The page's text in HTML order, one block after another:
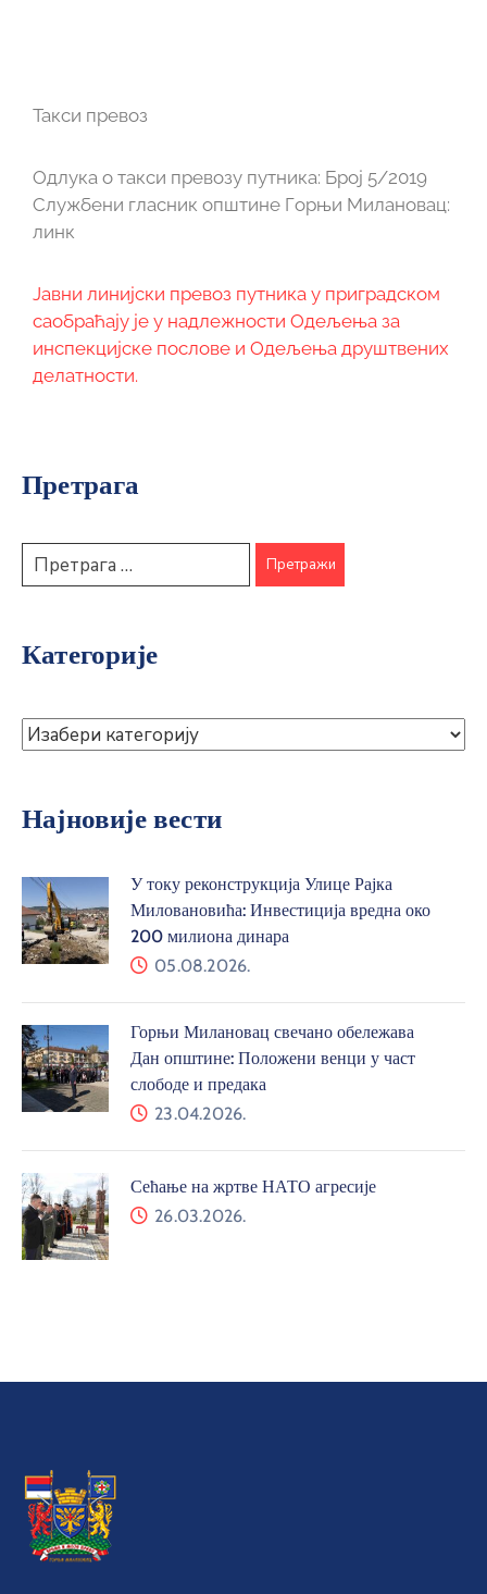
Такси превоз
Одлука о такси превозу путника: Број 5/2019
Службени гласник општине Горњи Милановац:
линк
Јавни линијски превоз путника у приградском
саобраћају је у надлежности Одељења за
инспекцијске послове и Одељења друштвених
делатности.
Претрага
Категорије
Најновије вести
У току реконструкција Улице Рајка
Миловановића: Инвестиција вредна око
200 милиона динара
05.08.2026.
Горњи Милановац свечано обележава
Дан општине: Положени венци у част
слободе и предака
23.04.2026.
Сећање на жртве НАТО агресије
26.03.2026.